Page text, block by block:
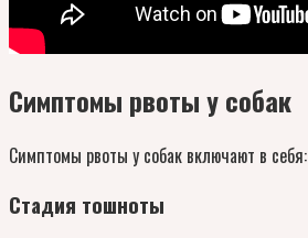
Симптомы рвоты у собак
Симптомы рвоты у собак включают в себя:
Стадия тошноты